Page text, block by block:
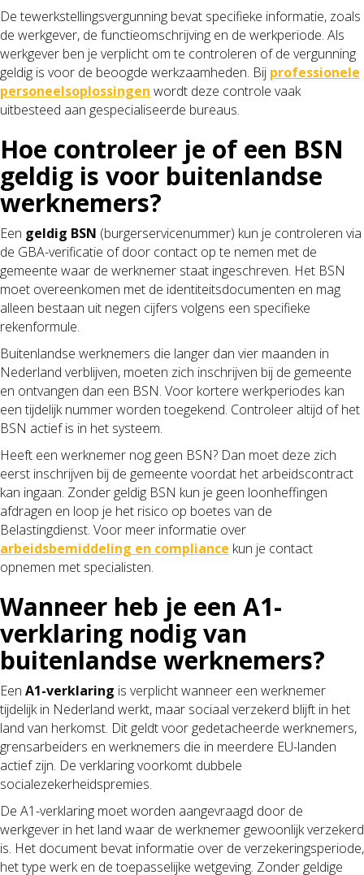
De tewerkstellingsvergunning bevat specifieke informatie, zoals
de werkgever, de functieomschrijving en de werkperiode. Als
werkgever ben je verplicht om te controleren of de vergunning
geldig is voor de beoogde werkzaamheden. Bij professionele
personeelsoplossingen wordt deze controle vaak
uitbesteed aan gespecialiseerde bureaus.
Hoe controleer je of een BSN
geldig is voor buitenlandse
werknemers?
Een geldig BSN (burgerservicenummer) kun je controleren via
de GBA-verificatie of door contact op te nemen met de
gemeente waar de werknemer staat ingeschreven. Het BSN
moet overeenkomen met de identiteitsdocumenten en mag
alleen bestaan uit negen cijfers volgens een specifieke
rekenformule.
Buitenlandse werknemers die langer dan vier maanden in
Nederland verblijven, moeten zich inschrijven bij de gemeente
en ontvangen dan een BSN. Voor kortere werkperiodes kan
een tijdelijk nummer worden toegekend. Controleer altijd of het
BSN actief is in het systeem.
Heeft een werknemer nog geen BSN? Dan moet deze zich
eerst inschrijven bij de gemeente voordat het arbeidscontract
kan ingaan. Zonder geldig BSN kun je geen loonheffingen
afdragen en loop je het risico op boetes van de
Belastingdienst. Voor meer informatie over
arbeidsbemiddeling en compliance kun je contact
opnemen met specialisten.
Wanneer heb je een A1-
verklaring nodig van
buitenlandse werknemers?
Een A1-verklaring is verplicht wanneer een werknemer
tijdelijk in Nederland werkt, maar sociaal verzekerd blijft in het
land van herkomst. Dit geldt voor gedetacheerde werknemers,
grensarbeiders en werknemers die in meerdere EU-landen
actief zijn. De verklaring voorkomt dubbele
socialezekerheidspremies.
De A1-verklaring moet worden aangevraagd door de
werkgever in het land waar de werknemer gewoonlijk verzekerd
is. Het document bevat informatie over de verzekeringsperiode,
het type werk en de toepasselijke wetgeving. Zonder geldige